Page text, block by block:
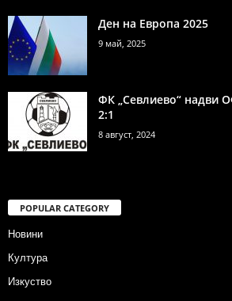
Ден на Европа 2025
9 май, 2025
ФК „Севлиево“ надви
2:1
8 август, 2024
POPULAR CATEGORY
Новини
Култура
Изкуство